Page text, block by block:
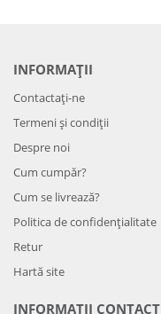
INFORMAȚII
Contactați-ne
Termeni și condiții
Despre noi
Cum cumpăr?
Cum se livrează?
Politica de confidenţialitate
Retur
Hartă site
INFORMAȚII CONTACT